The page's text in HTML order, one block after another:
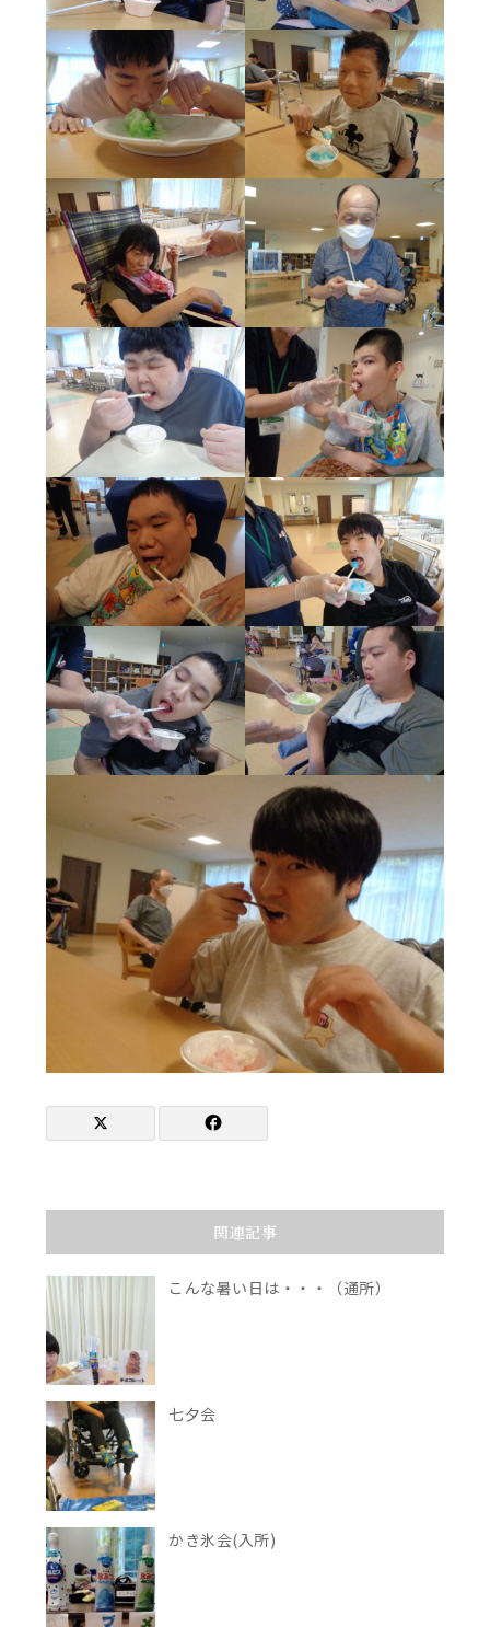
関連記事
こんな暑い日は・・・（通所）
七夕会
かき氷会(入所)